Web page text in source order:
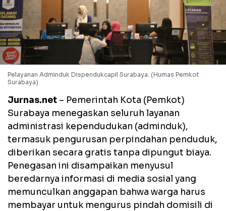
Pelayanan Adminduk Dispendukcapil Surabaya. (Humas Pemkot
Surabaya)
Jurnas.net – Pemerintah Kota (Pemkot)
Surabaya menegaskan seluruh layanan
administrasi kependudukan (adminduk),
termasuk pengurusan perpindahan penduduk,
diberikan secara gratis tanpa dipungut biaya.
Penegasan ini disampaikan menyusul
beredarnya informasi di media sosial yang
memunculkan anggapan bahwa warga harus
membayar untuk mengurus pindah domisili di